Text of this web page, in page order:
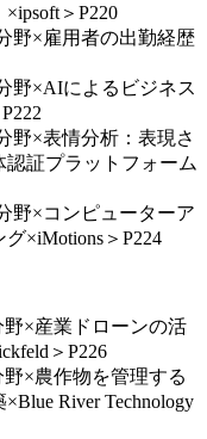
＞P220
野×雇用者の出勤経歴
野×AIによるビジネス
野×表情分析：表現さ
証プラットフォーム
野×コンピューターア
×iMotions＞P224
×産業ドローンの活
＞P226
×農作物を管理する
River Technology